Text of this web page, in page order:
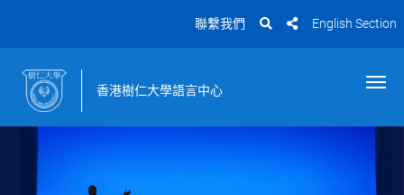
聯繫我們 English Section
香港樹仁大學語言中心